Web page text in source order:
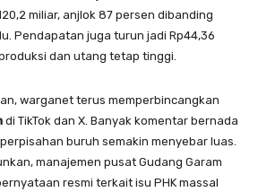
miliar, anjlok 87 persen dibanding
Pendapatan juga turun jadi Rp44,36
dan utang tetap tinggi.
warganet terus memperbincangkan
di TikTok dan X. Banyak komentar bernada
buruh semakin menyebar luas.
manajemen pusat Gudang Garam
resmi terkait isu PHK massal